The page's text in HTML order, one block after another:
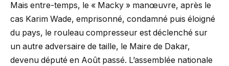
Mais entre-temps, le « Macky » manœuvre, après le
cas Karim Wade, emprisonné, condamné puis éloigné
du pays, le rouleau compresseur est déclenché sur
un autre adversaire de taille, le Maire de Dakar,
devenu député en Août passé. L’assemblée nationale